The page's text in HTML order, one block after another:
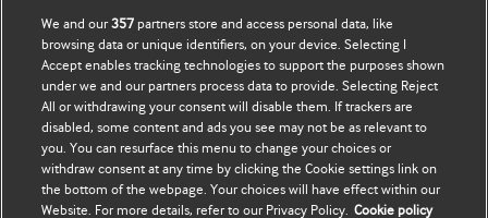
გამოწერა
ჩემი მონაცემების
განახლება
BMJ company
BMJ Best Practice
BMJ Masterclasses
BMJ onExamination
BMJ Portfolio
We and our357 partners store and access personal data, like
browsing data or unique identifiers, on your device. Selecting I
Accept enables tracking technologies to support the purposes shown
under we and our partners process data to provide. Selecting Reject
All or withdrawing your consent will disable them. If trackers are
disabled, some content and ads you see may not be as relevant to
you. You can resurface this menu to change your choices or
withdraw consent at any time by clicking the Cookie settings link on
the bottom of the webpage. Your choices will have effect within our
Website. For more details, refer to our Privacy Policy. Cookie policy